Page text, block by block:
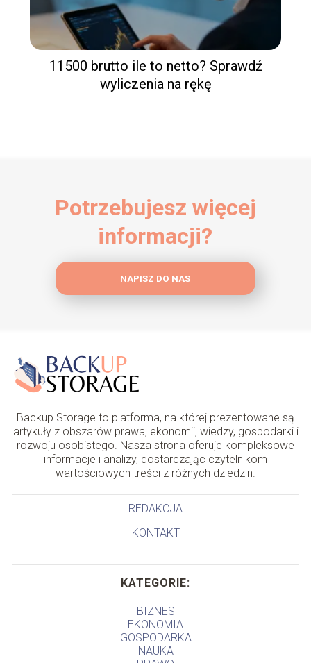
11500 brutto ile to netto? Sprawdź
wyliczenia na rękę
Potrzebujesz więcej
informacji?
NAPISZ DO NAS
Backup Storage to platforma, na której prezentowane są
artykuły z obszarów prawa, ekonomii, wiedzy, gospodarki i
rozwoju osobistego. Nasza strona oferuje kompleksowe
informacje i analizy, dostarczając czytelnikom
wartościowych treści z różnych dziedzin.
REDAKCJA
KONTAKT
KATEGORIE:
BIZNES
EKONOMIA
GOSPODARKA
NAUKA